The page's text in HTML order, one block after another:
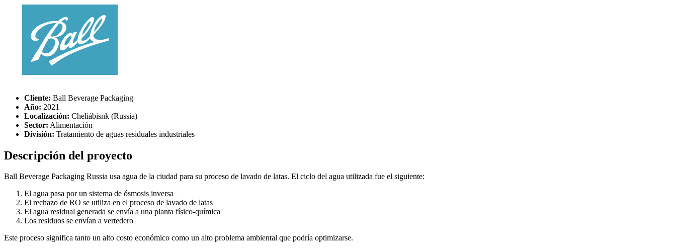
Cliente: Ball Beverage Packaging
Año: 2021
Localización: Cheliábisnk (Russia)
Sector: Alimentación
División: Tratamiento de aguas residuales industriales
Descripción del proyecto
Ball Beverage Packaging Russia usa agua de la ciudad para su proceso de lavado de latas. El ciclo del agua utilizada fue el siguiente:
El agua pasa por un sistema de ósmosis inversa
El rechazo de RO se utiliza en el proceso de lavado de latas
El agua residual generada se envía a una planta físico-química
Los residuos se envían a vertedero
Este proceso significa tanto un alto costo económico como un alto problema ambiental que podría optimizarse.